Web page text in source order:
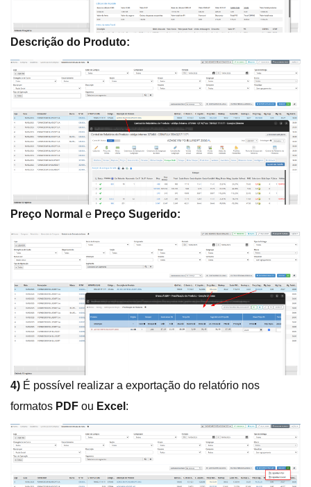
Descrição do Produto:
Preço Normal e Preço Sugerido:
4) É possível realizar a exportação do relatório nos
formatos PDF ou Excel :